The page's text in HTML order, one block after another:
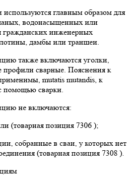
главным образом для
водонасыщенных или
гражданских инженерных
дамбы или траншеи.
также включаются уголки,
сварные. Пояснения к
mutatis mutandis, к
помощью сварки.
не включаются:
(товарная позиция 7306 );
собранные в сваи, у которых нет
(товарная позиция 7308 ).